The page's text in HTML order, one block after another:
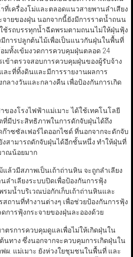
เครื่องโม่และตลอดแนวสายพานลำเสียง
ายของฝุ่น นอกจากนี้ยังมีการราดน้ำถนน
ช้รถบรรทุกน้ำฉีดพรมตามถนนไม่ให้ฝุ่นฟุ้ง
มีการปลูกต้นไม้เพื่อเป็นแนวกันฝุ่นในพื้นที่
มทั้งเข้มงวดการควบคุมฝุ่นตลอด 24
เข้าตรวจสอบการควบคุมฝุ่นของผู้รับจ้าง
ะที่ทิ้งดินและมีการรายงานผลการ
ลางวันและกลางคืน เพื่อป้องกันการเกิด
องโรงไฟฟ้าแม่เมาะ ได้ใช้เทคโนโลยี
มีประสิทธิภาพในการดักจับฝุ่นได้ถึง
ก๊าซซัลเฟอร์ไดออกไซด์ ที่นอกจากจะดักจับ
งสามารถดักจับฝุ่นได้อีกชั้นหนึ่ง ทำให้ฝุ่นที่
าณน้อยมาก
ล้วมีสภาพเป็นเถ้าถ่านหิน จะถูกลำเลียง
ลำเลียงระบบปิดเพื่อป้องกันการฟุ้ง
รมน้ำบริเวณบ่อกักเก็บเถ้าถ่านหินและ
ถานที่ทำงานต่างๆ เพื่อช่วยป้องกันการฟุ้ง
การฟุ้งกระจายของฝุ่นละอองด้วย
ตรการควบคุมดูแลเพื่อไม่ให้เกิดฝุ่นใน
ทาง ซึ่งนอกจากจะควบคุมการเกิดฝุ่นใน
ผ. แม่เมาะ ยังห่วงใยชุมชนในพื้นที่ และ